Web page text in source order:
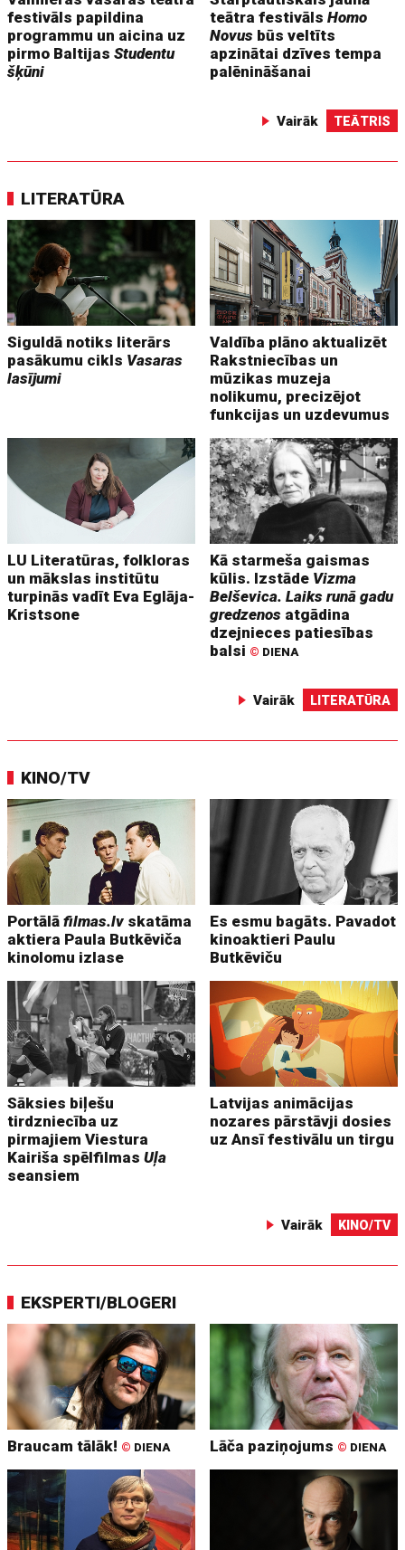
festivāls papildina
programmu un aicina uz
pirmo BaltijasStudentu
šķūni
teātra festivālsHomo
Novus būs veltīts
apzinātai dzīves tempa
palēnināšanai
Vairāk TEĀTRIS
LITERATŪRA
Siguldā notiks literārs
pasākumu cikls Vasaras
lasījumi
Valdība plāno aktualizēt
Rakstniecības un
mūzikas muzeja
nolikumu, precizējot
funkcijas un uzdevumus
LU Literatūras, folkloras
un mākslas institūtu
turpinās vadīt Eva Eglāja-
Kristsone
Kā starmeša gaismas
kūlis. Izstāde Vizma
Belševica. Laiks runā gadu
gredzenos atgādina
dzejnieces patiesības
balsi © DIENA
Vairāk LITERATŪRA
KINO/TV
Portālāfilmas.lv skatāma
aktiera Paula Butkēviča
kinolomu izlase
Es esmu bagāts. Pavadot
kinoaktieri Paulu
Butkēviču
Sāksies biļešu
tirdzniecība uz
pirmajiem Viestura
Kairiša spēlfilmasUļa
seansiem
Latvijas animācijas
nozares pārstāvji dosies
uz Ansī festivālu un tirgu
Vairāk KINO/TV
EKSPERTI/BLOGERI
Braucam tālāk! © DIENA Lāča paziņojums © DIENA